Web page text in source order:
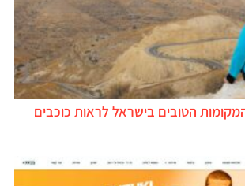
הטובים בישראל לראות כוכבים